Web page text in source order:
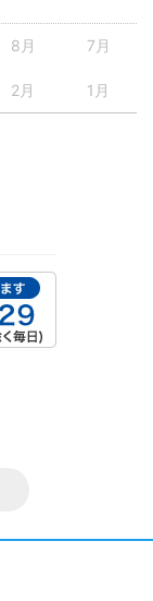
8月 7月
2月 1月